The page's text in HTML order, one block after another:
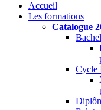
Accueil
Les formations
Catalogue
Cycle